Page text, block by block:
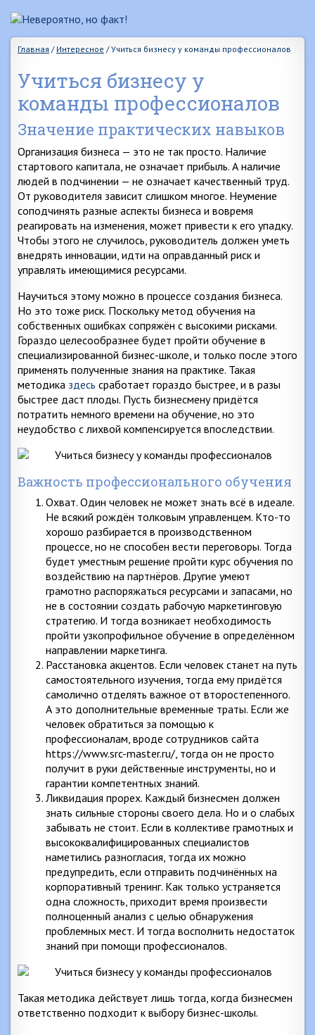
Главная / Интересное /Учиться бизнесу у команды профессионалов
Учиться бизнесу у
команды профессионалов
Значение практических навыков
Организация бизнеса — это не так просто. Наличие
стартового капитала, не означает прибыль. А наличие
людей в подчинении — не означает качественный труд.
От руководителя зависит слишком многое. Неумение
соподчинять разные аспекты бизнеса и вовремя
реагировать на изменения, может привести к его упадку.
Чтобы этого не случилось, руководитель должен уметь
внедрять инновации, идти на оправданный риск и
управлять имеющимися ресурсами.
Научиться этому можно в процессе создания бизнеса.
Но это тоже риск. Поскольку метод обучения на
собственных ошибках сопряжён с высокими рисками.
Гораздо целесообразнее будет пройти обучение в
специализированной бизнес-школе, и только после этого
применять полученные знания на практике. Такая
методика здесь сработает гораздо быстрее, и в разы
быстрее даст плоды. Пусть бизнесмену придётся
потратить немного времени на обучение, но это
неудобство с лихвой компенсируется впоследствии.
Важность профессионального обучения
Охват. Один человек не может знать всё в идеале.
Не всякий рождён толковым управленцем. Кто-то
хорошо разбирается в производственном
процессе, но не способен вести переговоры. Тогда
будет уместным решение пройти курс обучения по
воздействию на партнёров. Другие умеют
грамотно распоряжаться ресурсами и запасами, но
не в состоянии создать рабочую маркетинговую
стратегию. И тогда возникает необходимость
пройти узкопрофильное обучение в определённом
направлении маркетинга.
Расстановка акцентов. Если человек станет на путь
самостоятельного изучения, тогда ему придётся
самолично отделять важное от второстепенного.
А это дополнительные временные траты. Если же
человек обратиться за помощью к
профессионалам, вроде сотрудников сайта
https://www.src-master.ru/, тогда он не просто
получит в руки действенные инструменты, но и
гарантии компетентных знаний.
Ликвидация прорех. Каждый бизнесмен должен
знать сильные стороны своего дела. Но и о слабых
забывать не стоит. Если в коллективе грамотных и
высококвалифицированных специалистов
наметились разногласия, тогда их можно
предупредить, если отправить подчинённых на
корпоративный тренинг. Как только устраняется
одна сложность, приходит время произвести
полноценный анализ с целью обнаружения
проблемных мест. И тогда восполнить недостаток
знаний при помощи профессионалов.
Такая методика действует лишь тогда, когда бизнесмен
ответственно подходит к выбору бизнес-школы.